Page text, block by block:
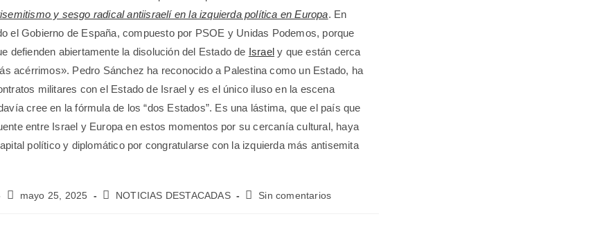
y sesgo radical antiisraelí en la izquierda política en Europa. En
el Gobierno de España, compuesto por PSOE y Unidas Podemos, porque
defienden abiertamente la disolución del Estado de Israel y que están cerca
acérrimos». Pedro Sánchez ha reconocido a Palestina como un Estado, ha
militares con el Estado de Israel y es el único iluso en la escena
cree en la fórmula de los “dos Estados”. Es una lástima, que el país que
entre Israel y Europa en estos momentos por su cercanía cultural, haya
político y diplomático por congratularse con la izquierda más antisemita
mayo 25, 2025 NOTICIAS DESTACADAS Sin comentarios